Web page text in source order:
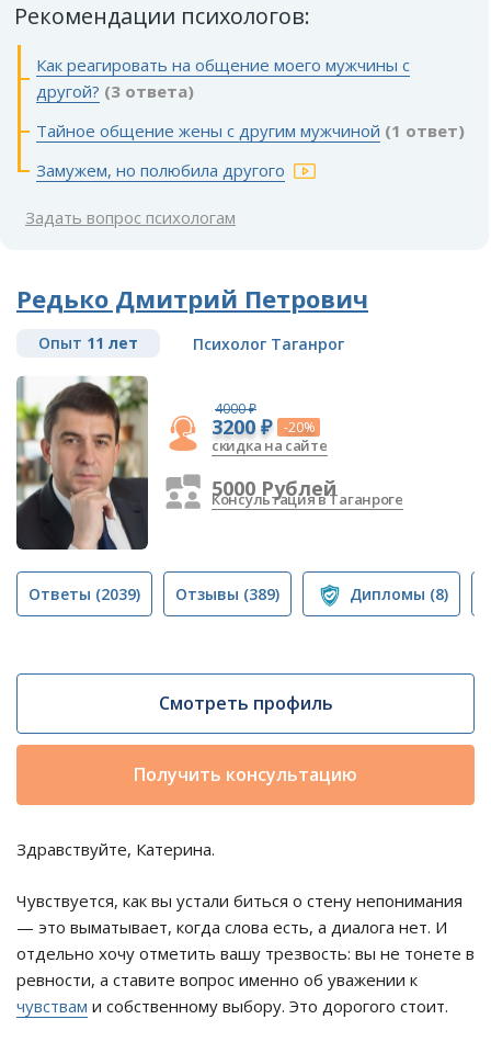
Рекомендации психологов:
Как реагировать на общение моего мужчины с
другой? (3 ответа)
Тайное общение жены с другим мужчиной (1 ответ)
Замужем, но полюбила другого
Задать вопрос психологам
Редько Дмитрий Петрович
Опыт 11 лет Психолог Таганрог
4000 ₽
3200 ₽ -20%
скидка на сайте
5000 Рублей
Консультация в Таганроге
Ответы (2039) Отзывы (389) Дипломы (8)
Смотреть профиль
Получить консультацию
Здравствуйте, Катерина.
Чувствуется, как вы устали биться о стену непонимания
— это выматывает, когда слова есть, а диалога нет. И
отдельно хочу отметить вашу трезвость: вы не тонете в
ревности, а ставите вопрос именно об уважении к
чувствам и собственному выбору. Это дорогого стоит.